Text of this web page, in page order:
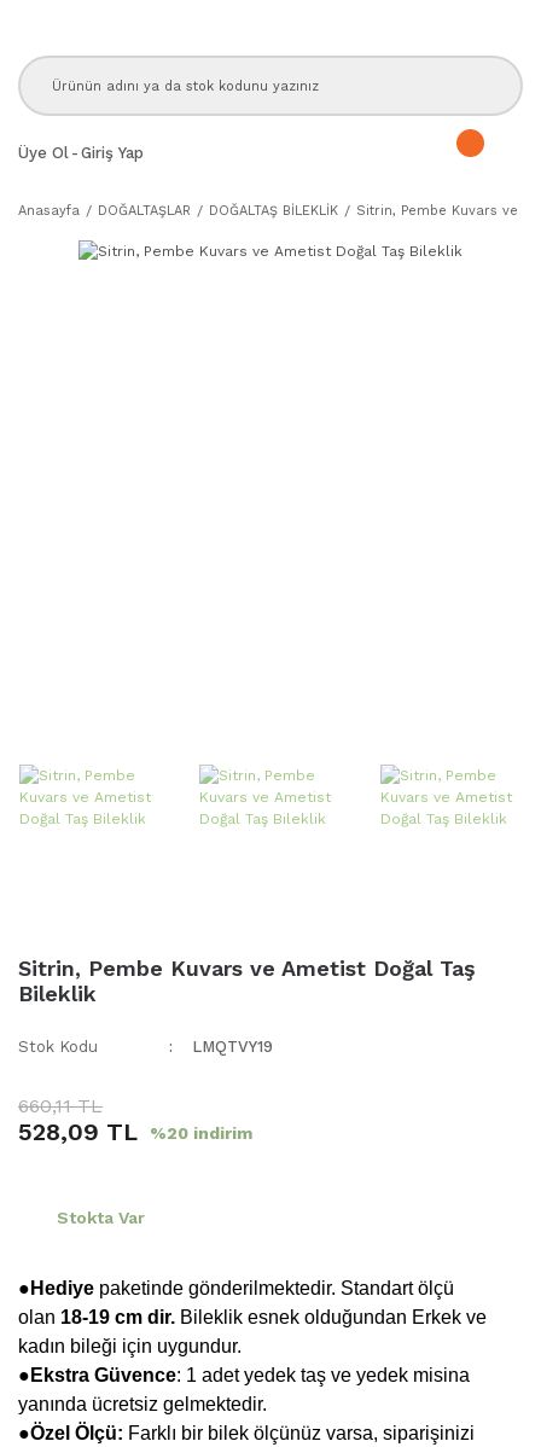
Üye Ol - Giriş Yap
Anasayfa DOĞALTAŞLAR DOĞALTAŞ BİLEKLİK Sitrin, Pembe Kuvars ve
Sitrin, Pembe Kuvars ve Ametist Doğal Taş
Bileklik
Stok Kodu LMQTVY19
660,11 TL
528,09 TL %20 indirim
Stokta Var
●Hediye paketinde gönderilmektedir. Standart ölçü
olan 18-19 cm dir. Bileklik esnek olduğundan Erkek ve
kadın bileği için uygundur.
● Ekstra Güvence: 1 adet yedek taş ve yedek misina
yanında ücretsiz gelmektedir.
●Özel Ölçü: Farklı bir bilek ölçünüz varsa, siparişinizi